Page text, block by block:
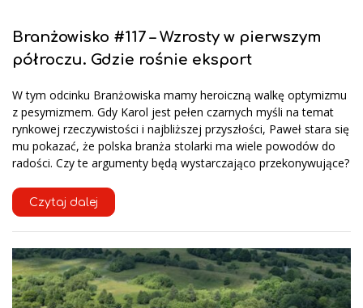
Branżowisko #117 – Wzrosty w pierwszym
półroczu. Gdzie rośnie eksport
W tym odcinku Branżowiska mamy heroiczną walkę optymizmu
z pesymizmem. Gdy Karol jest pełen czarnych myśli na temat
rynkowej rzeczywistości i najbliższej przyszłości, Paweł stara się
mu pokazać, że polska branża stolarki ma wiele powodów do
radości. Czy te argumenty będą wystarczająco przekonywujące?
Czytaj dalej